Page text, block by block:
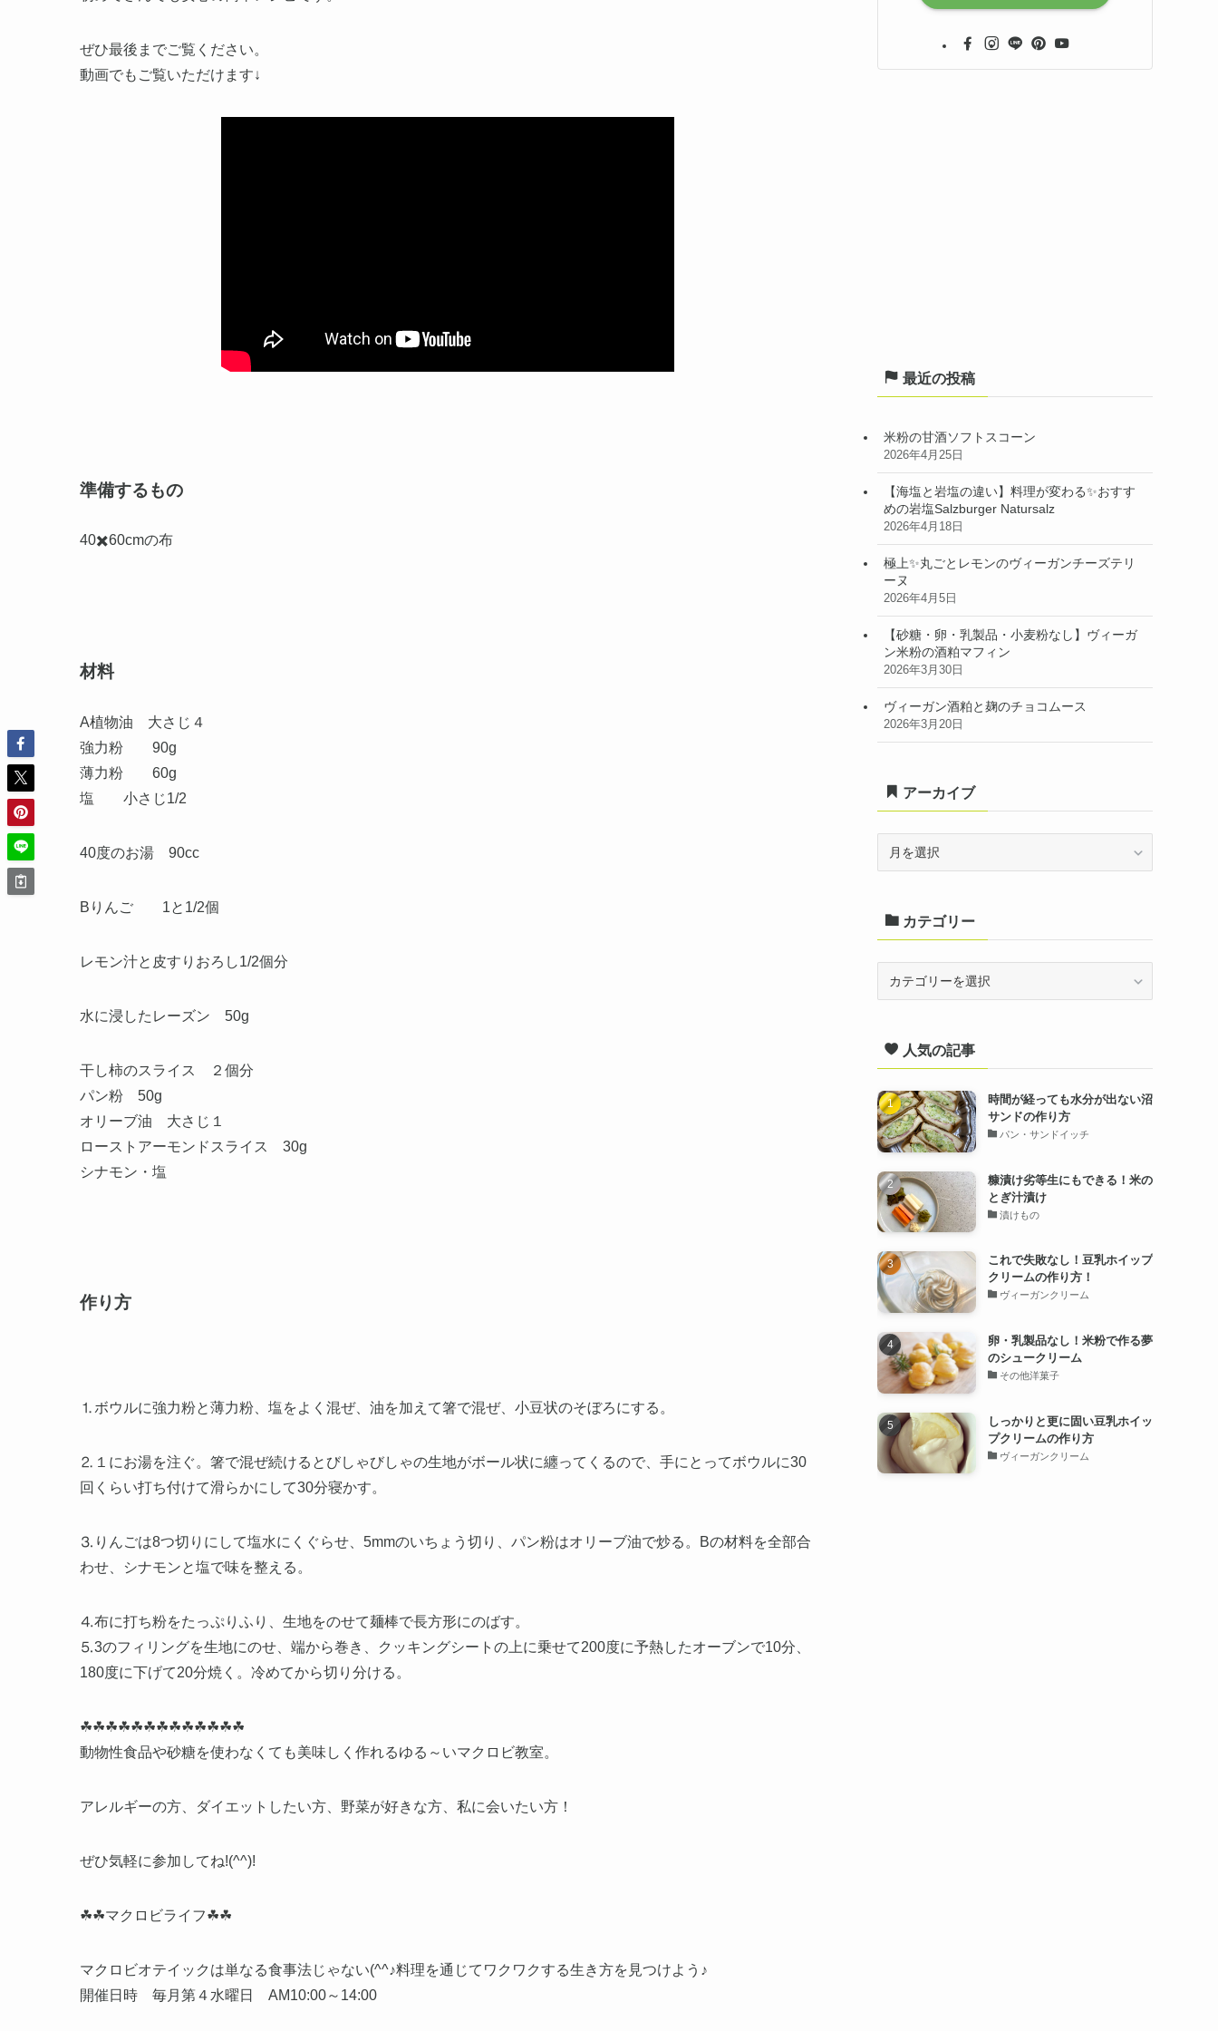
ぜひ最後までご覧ください。
動画でもご覧いただけます↓
準備するもの
40✖️60cmの布
材料
A植物油 大さじ４
強力粉 90g
薄力粉 60g
塩 小さじ1/2
40度のお湯 90cc
Bりんご 1と1/2個
レモン汁と皮すりおろし1/2個分
水に浸したレーズン 50g
干し柿のスライス ２個分
パン粉 50g
オリーブ油 大さじ１
ローストアーモンドスライス 30g
シナモン・塩
作り方
⒈ボウルに強力粉と薄力粉、塩をよく混ぜ、油を加えて箸で混ぜ、小豆状のそぼろにする。
⒉１にお湯を注ぐ。箸で混ぜ続けるとびしゃびしゃの生地がボール状に纏ってくるので、手にとってボウルに30
回くらい打ち付けて滑らかにして30分寝かす。
⒊りんごは8つ切りにして塩水にくぐらせ、5mmのいちょう切り、パン粉はオリーブ油で炒る。Bの材料を全部合
わせ、シナモンと塩で味を整える。
⒋布に打ち粉をたっぷりふり、生地をのせて麺棒で長方形にのばす。
⒌3のフィリングを生地にのせ、端から巻き、クッキングシートの上に乗せて200度に予熱したオーブンで10分、
180度に下げて20分焼く。冷めてから切り分ける。
☘☘☘☘☘☘☘☘☘☘☘☘☘
動物性食品や砂糖を使わなくても美味しく作れるゆる～いマクロビ教室。
アレルギーの方、ダイエットしたい方、野菜が好きな方、私に会いたい方！
ぜひ気軽に参加してね!(^^)!
☘☘マクロビライフ☘☘
マクロビオテイックは単なる食事法じゃない(^^♪料理を通じてワクワクする生き方を見つけよう♪
開催日時 毎月第４水曜日 AM10:00～14:00
最近の投稿
米粉の甘酒ソフトスコーン
2026年4月25日
【海塩と岩塩の違い】料理が変わる✨おすす
めの岩塩Salzburger Natursalz
2026年4月18日
極上✨丸ごとレモンのヴィーガンチーズテリ
ーヌ
2026年4月5日
【砂糖・卵・乳製品・小麦粉なし】ヴィーガ
ン米粉の酒粕マフィン
2026年3月30日
ヴィーガン酒粕と麹のチョコムース
2026年3月20日
アーカイブ
ブ
カテゴリー
リ
ー
人気の記事
時間が経っても水分が出ない沼
サンドの作り方
パン・サンドイッチ
糠漬け劣等生にもできる！米の
とぎ汁漬け
漬けもの
これで失敗なし！豆乳ホイップ
クリームの作り方！
ヴィーガンクリーム
卵・乳製品なし！米粉で作る夢
のシュークリーム
その他洋菓子
しっかりと更に固い豆乳ホイッ
プクリームの作り方
ヴィーガンクリーム